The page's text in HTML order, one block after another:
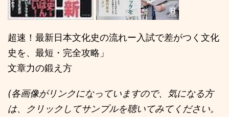
超速！最新日本文化史の流れー入試で差がつく文化
史を、最短・完全攻略」
文章力の鍛え方
(各画像がリンクになっていますので、気になる方
は、クリックしてサンプルを聴いてみてください。